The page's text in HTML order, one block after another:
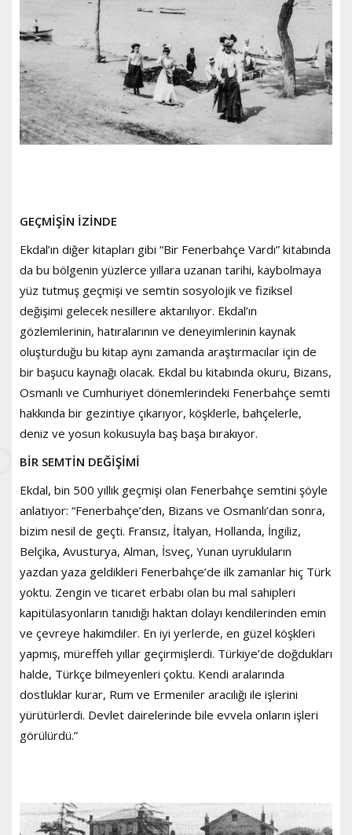
GEÇMİŞİN İZİNDE
Ekdal’ın diğer kitapları gibi “Bir Fenerbahçe Vardı” kitabında
da bu bölgenin yüzlerce yıllara uzanan tarihi, kaybolmaya
yüz tutmuş geçmişi ve semtin sosyolojik ve fiziksel
değişimi gelecek nesillere aktarılıyor. Ekdal’ın
gözlemlerinin, hatıralarının ve deneyimlerinin kaynak
oluşturduğu bu kitap aynı zamanda araştırmacılar için de
bir başucu kaynağı olacak. Ekdal bu kitabında okuru, Bizans,
Osmanlı ve Cumhuriyet dönemlerindeki Fenerbahçe semti
hakkında bir gezintiye çıkarıyor, köşklerle, bahçelerle,
deniz ve yosun kokusuyla baş başa bırakıyor.
BİR SEMTİN DEĞİŞİMİ
Ekdal, bin 500 yıllık geçmişi olan Fenerbahçe semtini şöyle
anlatıyor: “Fenerbahçe’den, Bizans ve Osmanlı’dan sonra,
bizim nesil de geçti. Fransız, İtalyan, Hollanda, İngiliz,
Belçika, Avusturya, Alman, İsveç, Yunan uyrukluların
yazdan yaza geldikleri Fenerbahçe’de ilk zamanlar hiç Türk
yoktu. Zengin ve ticaret erbabı olan bu mal sahipleri
kapitülasyonların tanıdığı haktan dolayı kendilerinden emin
ve çevreye hakimdiler. En iyi yerlerde, en güzel köşkleri
yapmış, müreffeh yıllar geçirmişlerdi. Türkiye’de doğdukları
halde, Türkçe bilmeyenleri çoktu. Kendi aralarında
dostluklar kurar, Rum ve Ermeniler aracılığı ile işlerini
yürütürlerdi. Devlet dairelerinde bile evvela onların işleri
görülürdü.”